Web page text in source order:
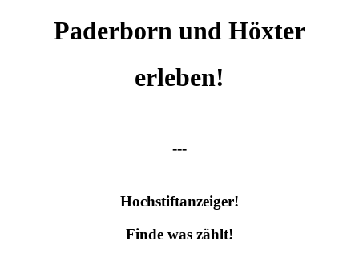
Paderborn und Höxter
erleben!
---
Hochstiftanzeiger!
Finde was zählt!